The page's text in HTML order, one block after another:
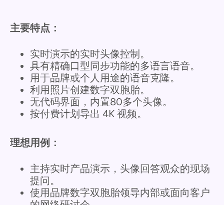
主要特点：
实时演示的实时头像控制。
具有精确口型同步功能的多语言语音。
用于品牌或个人用途的语音克隆。
利用照片创建数字双胞胎。
无代码界面，内置80多个头像。
按付费计划导出 4K 视频。
理想用例：
主持实时产品演示，头像回答观众的现场
提问。
使用品牌数字双胞胎领导内部或面向客户